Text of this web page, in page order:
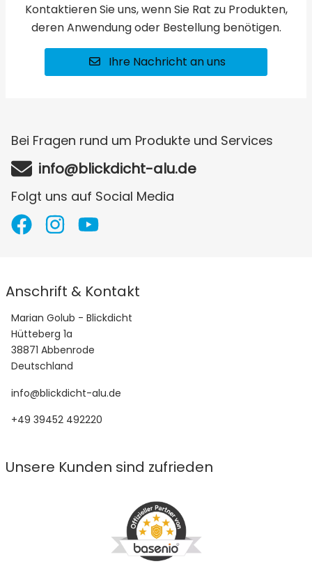
Kontaktieren Sie uns, wenn Sie Rat zu Produkten,
deren Anwendung oder Bestellung benötigen.
Ihre Nachricht an uns
Bei Fragen rund um Produkte und Services
info@blickdicht-alu.de
Folgt uns auf Social Media
Anschrift & Kontakt
Marian Golub - Blickdicht
Hütteberg 1a
38871 Abbenrode
Deutschland
info@blickdicht-alu.de
+49 39452 492220
Unsere Kunden sind zufrieden